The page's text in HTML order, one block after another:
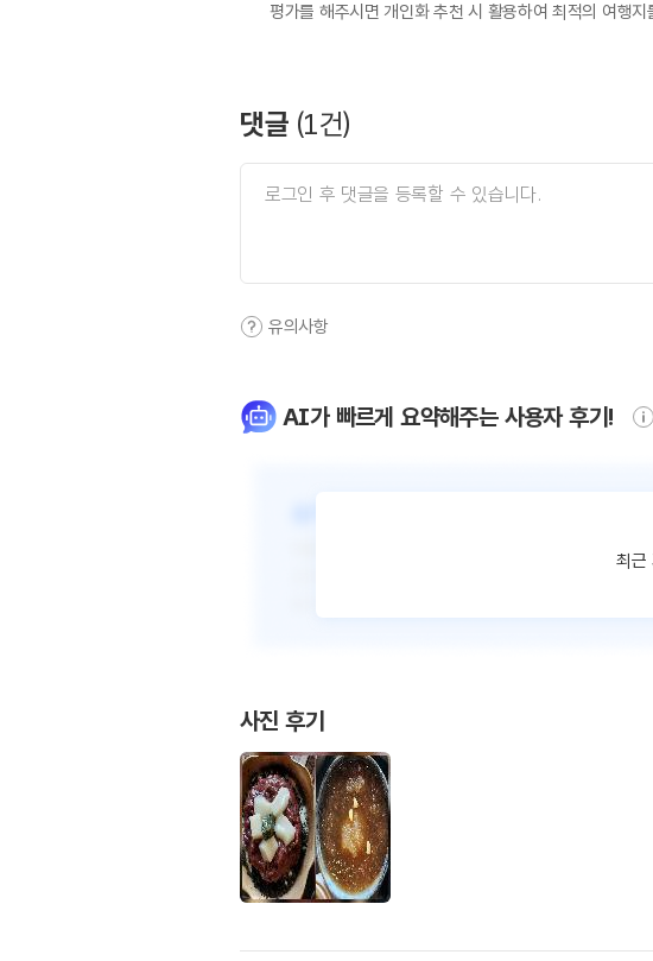
평가를 해주시면 개인화 추천 시 활용하여 최적의 여행
댓글 (1건)
유의사항
AI가 빠르게 요약해주는 사용자 후기!
최근
사진 후기